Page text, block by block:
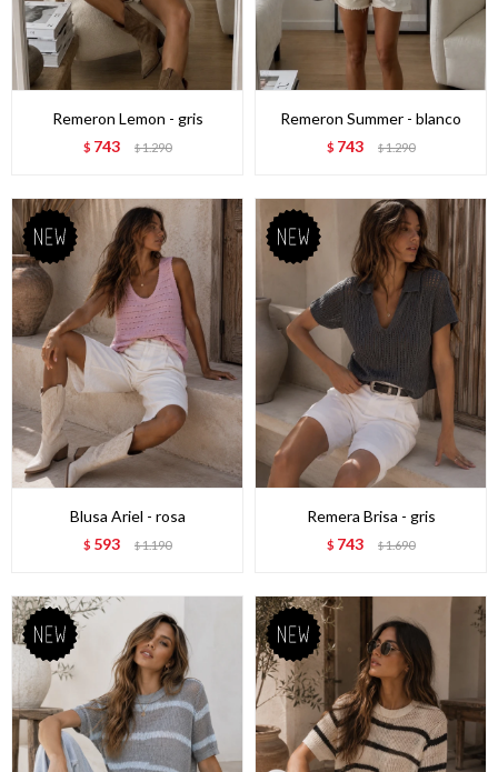
Remeron Lemon - gris
$ 743 $1.290
Remeron Summer - blanco
$ 743 $1.290
Blusa Ariel - rosa
$ 593 $1.190
Remera Brisa - gris
$ 743 $1.690